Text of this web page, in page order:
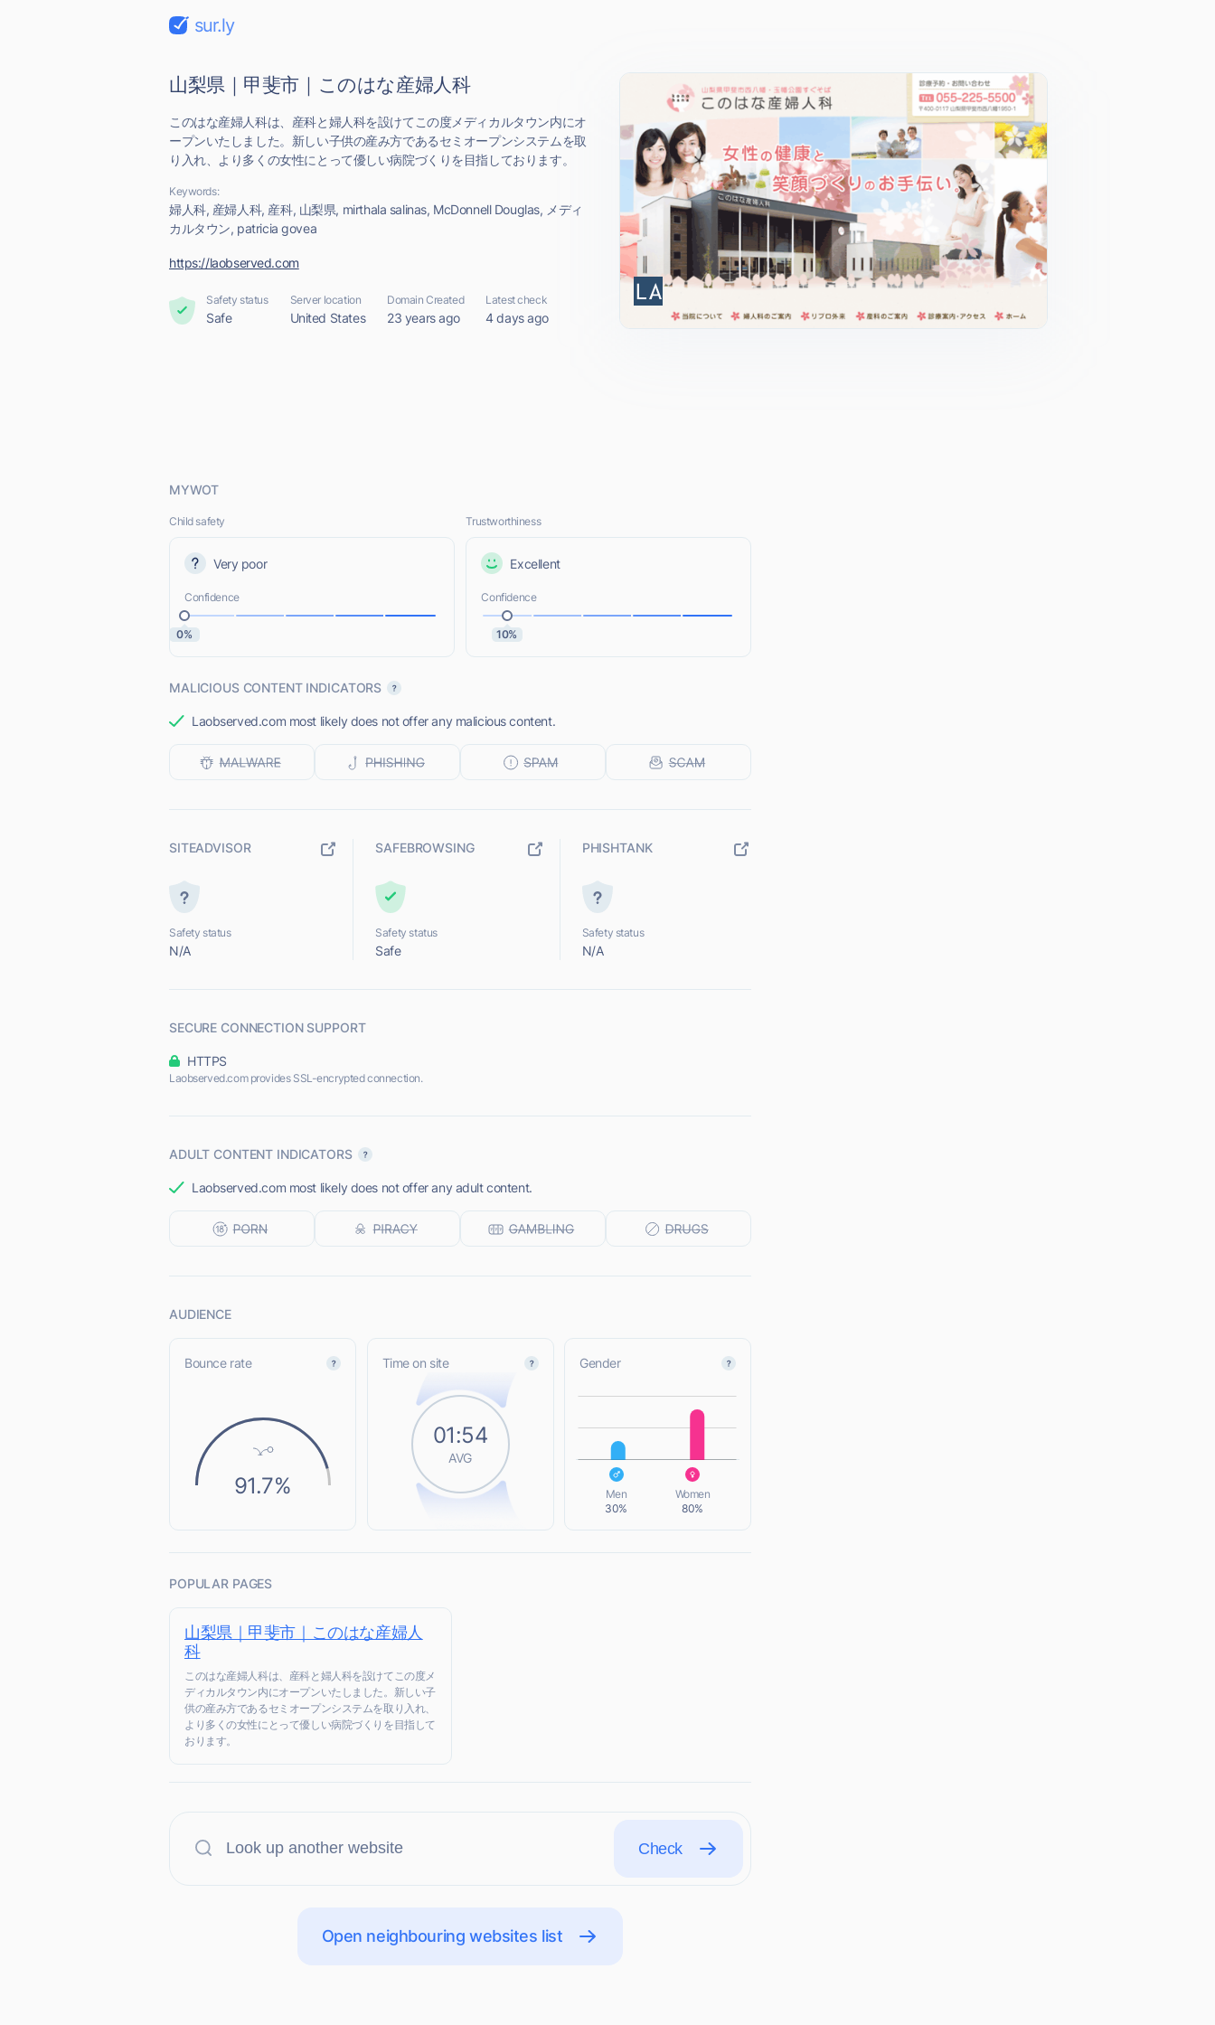
sur.ly
山梨県｜甲斐市｜このはな産婦人科
このはな産婦人科は、産科と婦人科を設けてこの度メディカルタウン内にオ
ープンいたしました。新しい子供の産み方であるセミオープンシステムを取
り入れ、より多くの女性にとって優しい病院づくりを目指しております。
Keywords:
婦人科, 産婦人科, 産科, 山梨県, mirthala salinas, McDonnell Douglas, メディ
カルタウン, patricia govea
https://laobserved.com
Safety status
Safe
Server location
United States
Domain Created
23 years ago
Latest check
4 days ago
MYWOT
Child safety
Very poor
Confidence
0%
Trustworthiness
Excellent
Confidence
10%
MALICIOUS CONTENT INDICATORS
Laobserved.com most likely does not offer any malicious content.
SITEADVISOR
Safety status
N/A
SAFEBROWSING
Safety status
Safe
PHISHTANK
Safety status
N/A
SECURE CONNECTION SUPPORT
HTTPS
Laobserved.com provides SSL-encrypted connection.
ADULT CONTENT INDICATORS
Laobserved.com most likely does not offer any adult content.
AUDIENCE
Bounce rate
91.7%
Time on site
01:54
AVG
Gender
L
Men
30%
Women
80%
POPULAR PAGES
山梨県｜甲斐市｜このはな産婦人
科
このはな産婦人科は、産科と婦人科を設けてこの度メ
ディカルタウン内にオープンいたしました。新しい子
供の産み方であるセミオープンシステムを取り入れ、
より多くの女性にとって優しい病院づくりを目指して
おります。
Check
Open neighbouring websites list